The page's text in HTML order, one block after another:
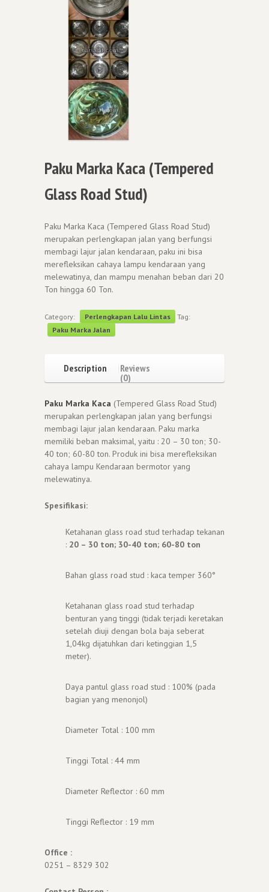
Paku Marka Kaca (Tempered
Glass Road Stud)
Paku Marka Kaca (Tempered Glass Road Stud)
merupakan perlengkapan jalan yang berfungsi
membagi lajur jalan kendaraan, paku ini bisa
merefleksikan cahaya lampu kendaraan yang
melewatinya, dan mampu menahan beban dari 20
Ton hingga 60 Ton.
Category: Perlengkapan Lalu Lintas
Tag:
Paku Marka Jalan
Description
Reviews
(0)
Paku Marka Kaca (Tempered Glass Road Stud)
merupakan perlengkapan jalan yang berfungsi
membagi lajur jalan kendaraan. Paku marka
memiliki beban maksimal, yaitu : 20 – 30 ton; 30-
40 ton; 60-80 ton. Produk ini bisa merefleksikan
cahaya lampu Kendaraan bermotor yang
melewatinya.
Spesifikasi:
Ketahanan glass road stud terhadap tekanan
: 20 – 30 ton; 30-40 ton; 60-80 ton
Bahan glass road stud : kaca temper 360°
Ketahanan glass road stud terhadap
benturan yang tinggi (tidak terjadi keretakan
setelah diuji dengan bola baja seberat
1,04kg dijatuhkan dari ketinggian 1,5
meter).
Daya pantul glass road stud : 100% (pada
bagian yang menonjol)
Diameter Total : 100 mm
Tinggi Total : 44 mm
Diameter Reflector : 60 mm
Tinggi Reflector : 19 mm
Office :
0251 – 8329 302